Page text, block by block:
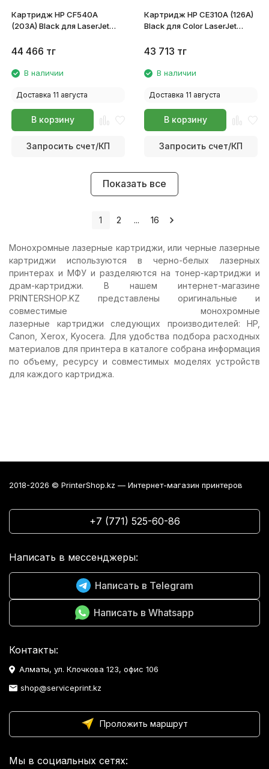
Картридж HP CF540A
(203A) Black для LaserJet
M254dw/M254nw/M280nw/M281fdn/M281fdw
44 466 тг
В наличии
Доставка 11 августа
В корзину
Запросить счет/КП
Картридж HP CE310A (126A)
Black для Color LaserJet
M175
43 713 тг
В наличии
Доставка 11 августа
В корзину
Запросить счет/КП
Показать все
1 2 ... 16
Монохромные лазерные картриджи, или черные лазерные
картриджи используются в черно-белых лазерных
принтерах и МФУ и разделяются на тонер-картриджи и
драм-картриджи. В нашем интернет-магазине
PRINTERSHOP.KZ представлены оригинальные и
совместимые монохромные
лазерные картриджи следующих производителей: HP,
Canon, Xerox, Kyocera. Для удобства подбора расходных
материалов для принтера в каталоге собрана информация
по объему, ресурсу и совместимых моделях устройств
для каждого картриджа.
2018-2026 © PrinterShop.kz — Интернет-магазин принтеров
+7 (771) 525-60-86
Написать в мессенджеры:
Написать в Telegram
Написать в Whatsapp
Контакты:
Алматы, ул. Клочкова 123, офис 106
shop@serviceprint.kz
Проложить маршрут
Мы в социальных сетях: